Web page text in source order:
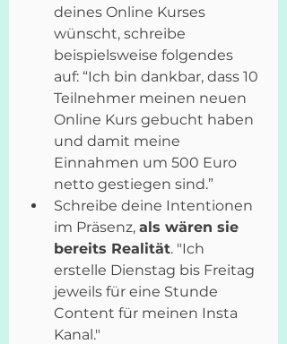
deines Online Kurses
wünscht, schreibe
beispielsweise folgendes
auf: “Ich bin dankbar, dass 10
Teilnehmer meinen neuen
Online Kurs gebucht haben
und damit meine
Einnahmen um 500 Euro
netto gestiegen sind.”
Schreibe deine Intentionen
im Präsenz, als wären sie
bereits Realität. "Ich
erstelle Dienstag bis Freitag
jeweils für eine Stunde
Content für meinen Insta
Kanal."